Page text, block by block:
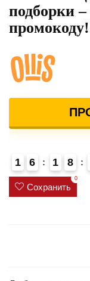
подборки
промокоду!
1
4
6 1 8
Сохранить
0